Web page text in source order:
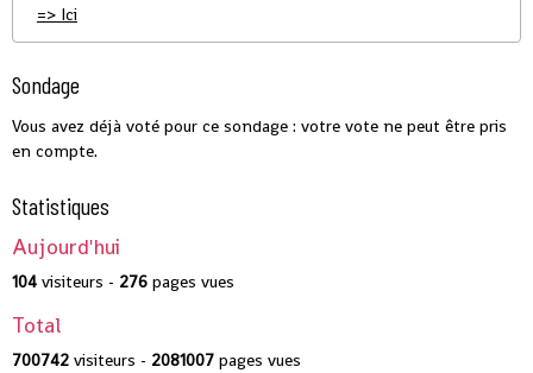
=> Ici
Sondage
Vous avez déjà voté pour ce sondage : votre vote ne peut être pris
en compte.
Statistiques
Aujourd'hui
104 visiteurs - 276 pages vues
Total
700742 visiteurs - 2081007 pages vues